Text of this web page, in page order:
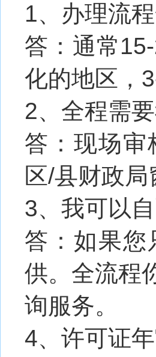
1、办理流
答：通常
化的地区，
2、全程需
答：现场审
区/县财政局
3、我可以
答：如果您
供。全流程
询服务。
4、许可证